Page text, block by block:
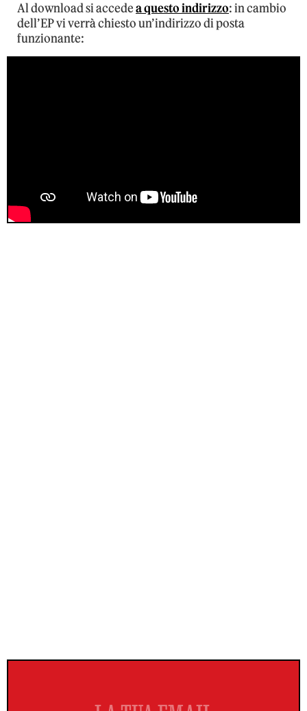
Al download si accedea questo indirizzo: in cambio
dell’EP vi verrà chiesto un’indirizzo di posta
funzionante: